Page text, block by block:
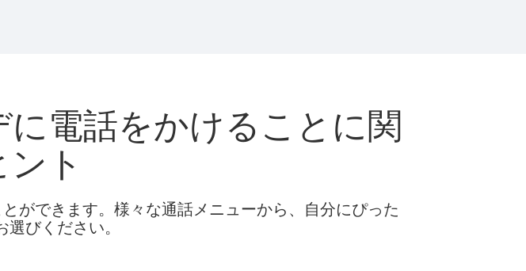
電話をかけることに関
ト
ができます。様々な通話メニューから、自分にぴった
びください。